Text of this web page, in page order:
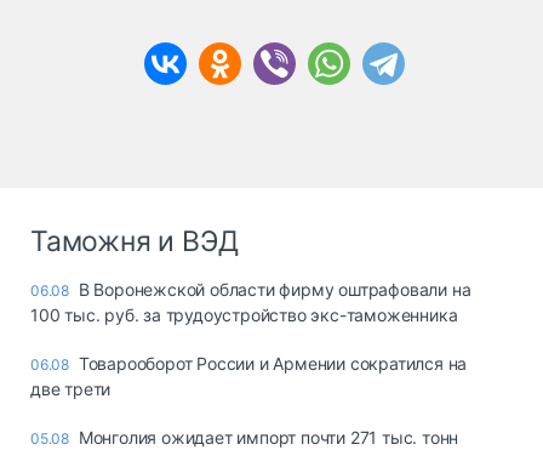
Таможня и ВЭД
06.08 В Воронежской области фирму оштрафовали на
100 тыс. руб. за трудоустройство экс-таможенника
06.08 Товарооборот России и Армении сократился на
две трети
05.08 Монголия ожидает импорт почти 271 тыс. тонн